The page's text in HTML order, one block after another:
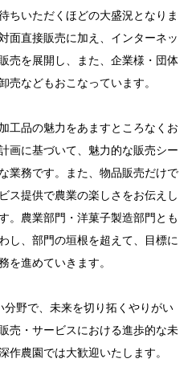
ちいただくほどの大盛況となりま
面直接販売に加え、インターネッ
売を展開し、また、企業様・団体
売などもおこなっています。
工品の魅力をあますところなくお
画に基づいて、魅力的な販売シー
業務です。また、物品販売だけで
ス提供で農業の楽しさをお伝えし
。農業部門・洋菓子製造部門とも
し、部門の垣根を超えて、目標に
を進めていきます。
野で、未来を切り拓くやりがい
売・サービスにおける進歩的な未
作農園では大歓迎いたします。